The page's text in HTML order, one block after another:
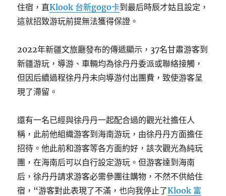
住宿，直Klook 台新gogo卡到最后時辰才姑且設定，
這就招致游玩前提無法獲得保證。
2022年新疆文旅廳發布的傳遞顯示，37名甘肅游客到
新疆游玩，導游、車輛均為徐丹丹委派或聯絡接觸，
但因后續過程徐丹丹未向導游付出團費，致使游客呈
現了滯留。
還有一名已經與徐丹丹一起配合過的觀光社擔任人
稱，此前他組織游客到海南游玩，由徐丹丹方面擔任
招待。他此前和游客等各方面約好，該次觀光為純玩
團，在海南后可以自行設定游玩。但游客達到海南
后，徐丹丹請求游客必需參團往購物，不然不供給住
宿，“游客對此表現了不滿，也向我停止了Klook 富